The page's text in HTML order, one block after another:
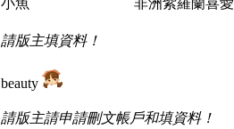
小魚 非洲紫羅蘭喜
請版主填資料！
beauty
請版主請申請刪文帳戶和填資料！